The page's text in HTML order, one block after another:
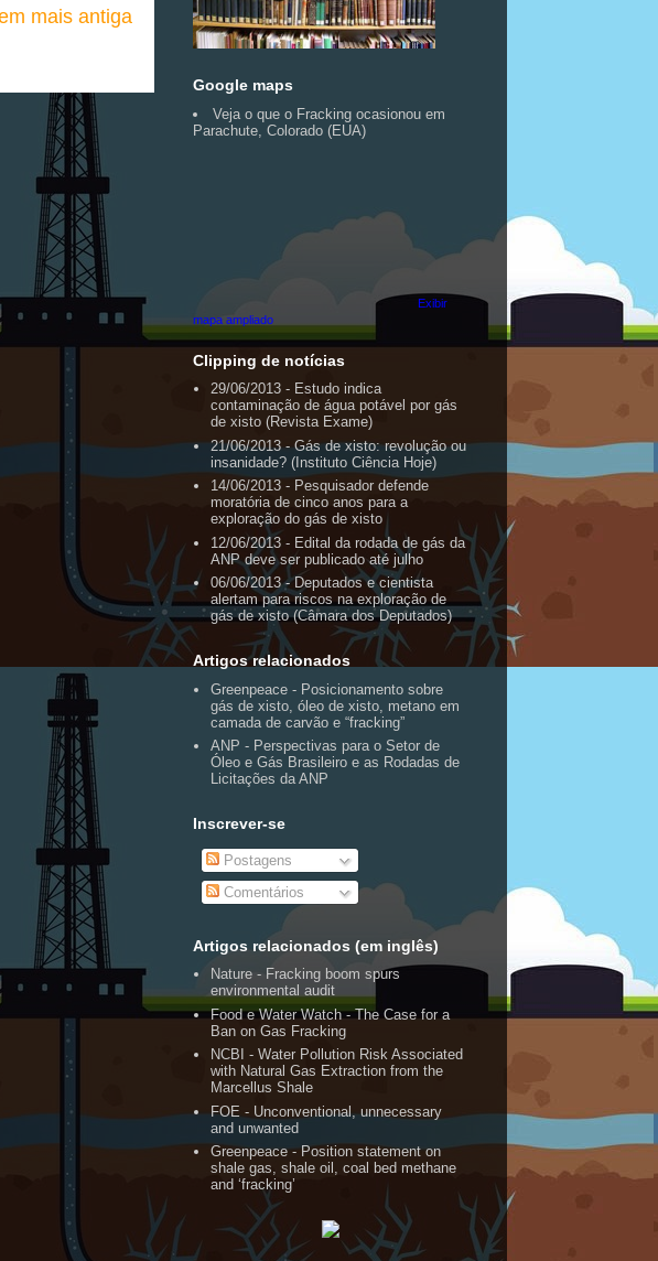
mais antiga
Google maps
Veja o que o Fracking ocasionou em
Parachute, Colorado (EUA)
Exibir
mapa ampliado
Clipping de notícias
29/06/2013 - Estudo indica
contaminação de água potável por gás
de xisto (Revista Exame)
21/06/2013 - Gás de xisto: revolução ou
insanidade? (Instituto Ciência Hoje)
14/06/2013 - Pesquisador defende
moratória de cinco anos para a
exploração do gás de xisto
12/06/2013 - Edital da rodada de gás da
ANP deve ser publicado até julho
06/06/2013 - Deputados e cientista
alertam para riscos na exploração de
gás de xisto (Câmara dos Deputados)
Artigos relacionados
Greenpeace - Posicionamento sobre
gás de xisto, óleo de xisto, metano em
camada de carvão e “fracking”
ANP - Perspectivas para o Setor de
Óleo e Gás Brasileiro e as Rodadas de
Licitações da ANP
Inscrever-se
Postagens
Comentários
Artigos relacionados (em inglês)
Nature - Fracking boom spurs
environmental audit
Food e Water Watch - The Case for a
Ban on Gas Fracking
NCBI - Water Pollution Risk Associated
with Natural Gas Extraction from the
Marcellus Shale
FOE - Unconventional, unnecessary
and unwanted
Greenpeace - Position statement on
shale gas, shale oil, coal bed methane
and ‘fracking’